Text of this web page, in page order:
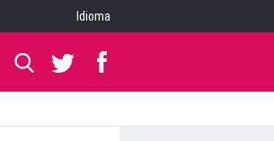
Idioma